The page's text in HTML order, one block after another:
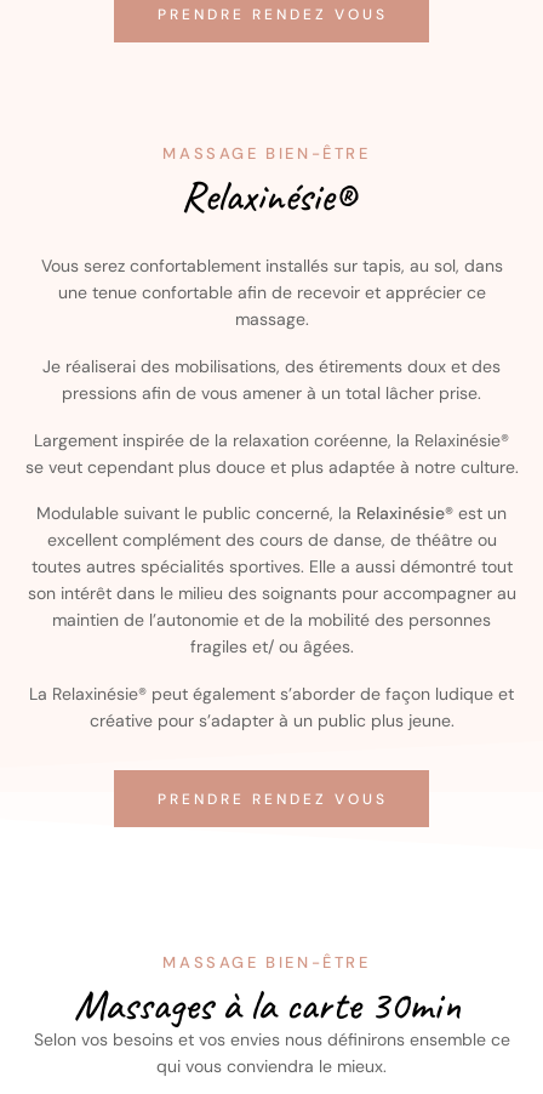
PRENDRE RENDEZ VOUS
Relaxinésie®
MASSAGE BIEN-ÊTRE
Vous serez confortablement installés sur tapis, au sol, dans
une tenue confortable afin de recevoir et apprécier ce
massage.
Je réaliserai des mobilisations, des étirements doux et des
pressions afin de vous amener à un total lâcher prise.
Largement inspirée de la relaxation coréenne, la Relaxinésie®
se veut cependant plus douce et plus adaptée à notre culture.
Modulable suivant le public concerné, la Relaxinésie® est un
excellent complément des cours de danse, de théâtre ou
toutes autres spécialités sportives. Elle a aussi démontré tout
son intérêt dans le milieu des soignants pour accompagner au
maintien de l’autonomie et de la mobilité des personnes
fragiles et/ ou âgées.
La Relaxinésie® peut également s’aborder de façon ludique et
créative pour s’adapter à un public plus jeune.
PRENDRE RENDEZ VOUS
Massages à la carte 30min
MASSAGE BIEN-ÊTRE
Selon vos besoins et vos envies nous définirons ensemble ce
qui vous conviendra le mieux.